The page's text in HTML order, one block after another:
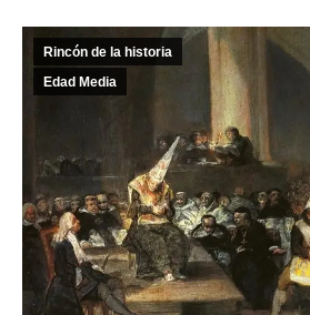
Rincón de la historia
Edad Media